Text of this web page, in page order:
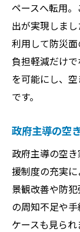
ペースへ転用
出が実現しま
利用して防災
負担軽減だけ
を可能にし、
です。
政府主導の空
政府主導の空
援制度の充実
景観改善や防
の周知不足や
ケースも見ら